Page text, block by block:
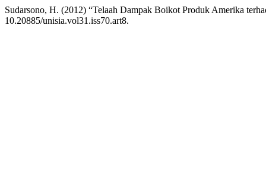
Sudarsono, H. (2012) “Telaah Dampak Boikot Produk Amerika
10.20885/unisia.vol31.iss70.art8.